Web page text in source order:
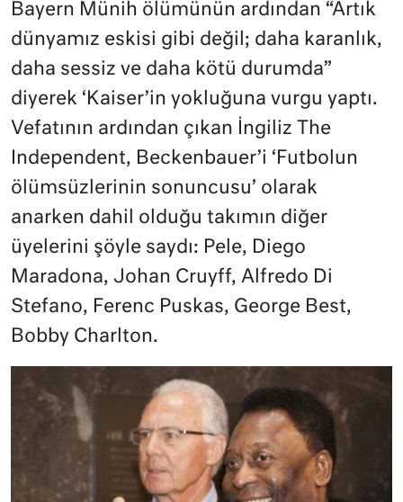
Bayern Münih ölümünün ardından “Artık
dünyamız eskisi gibi değil; daha karanlık,
daha sessiz ve daha kötü durumda”
diyerek ‘Kaiser’in yokluğuna vurgu yaptı.
Vefatının ardından çıkan İngiliz The
Independent, Beckenbauer’i ‘Futbolun
ölümsüzlerinin sonuncusu’ olarak
anarken dahil olduğu takımın diğer
üyelerini şöyle saydı: Pele, Diego
Maradona, Johan Cruyff, Alfredo Di
Stefano, Ferenc Puskas, George Best,
Bobby Charlton.